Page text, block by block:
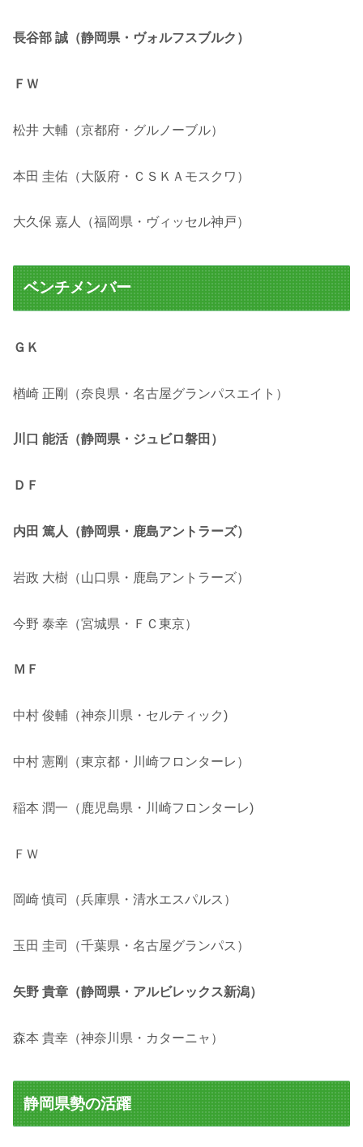
長谷部 誠（静岡県・ヴォルフスブルク）
ＦＷ
松井 大輔（京都府・グルノーブル）
本田 圭佑（大阪府・ＣＳＫＡモスクワ）
大久保 嘉人（福岡県・ヴィッセル神戸）
ベンチメンバー
ＧＫ
楢崎 正剛（奈良県・名古屋グランパスエイト）
川口 能活（静岡県・ジュビロ磐田）
ＤＦ
内田 篤人（静岡県・鹿島アントラーズ）
岩政 大樹（山口県・鹿島アントラーズ）
今野 泰幸（宮城県・ＦＣ東京）
ＭＦ
中村 俊輔（神奈川県・セルティック)
中村 憲剛（東京都・川崎フロンターレ）
稲本 潤一（鹿児島県・川崎フロンターレ)
ＦＷ
岡崎 慎司（兵庫県・清水エスパルス）
玉田 圭司（千葉県・名古屋グランパス）
矢野 貴章（静岡県・アルビレックス新潟）
森本 貴幸（神奈川県・カターニャ）
静岡県勢の活躍